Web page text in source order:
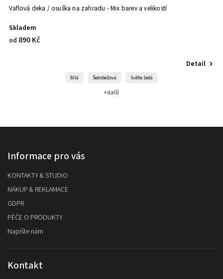
Vaflová deka / osuška na zahradu - Mix barev a velikostí
Skladem
od 890 Kč
Detail
Bílá Šedobéžová Světle šedá
+ další
Informace pro vás
KONTAKTY & STUDIO
NÁKUP & REKLAMACE
GDPR
PÉČE O PRODUKTY
Napište nám
Kontakt